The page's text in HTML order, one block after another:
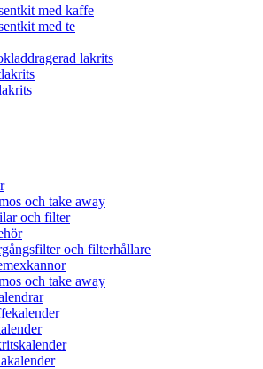
med kaffe
med te
lakrits
och take away
och filter
och filterhållare
och take away